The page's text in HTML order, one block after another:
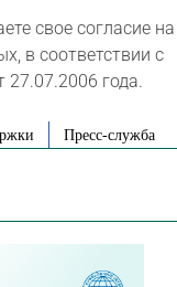
свое согласие на
в соответствии с
года.
Пресс-служба